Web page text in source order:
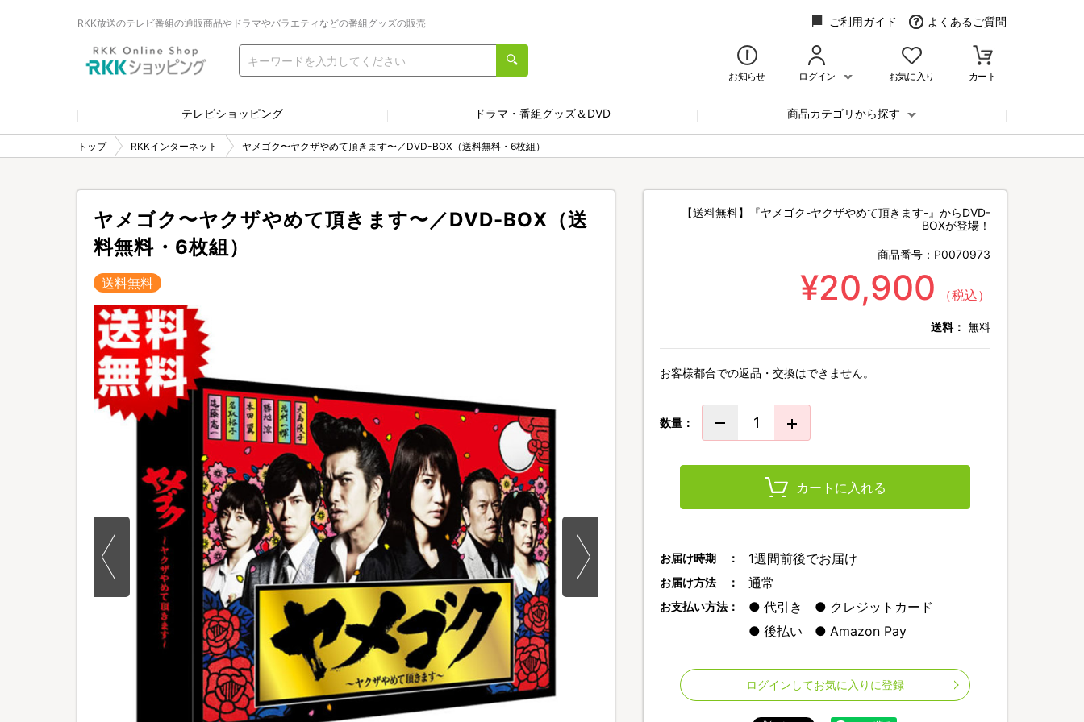
RKK放送のテレビ番組の通販商品やドラマやバラエティなどの番組グッズの販売 ご利用ガイド よくあるご質問
お知らせ ログイン お気に入り カート
テレビショッピング ドラマ・番組グッズ＆DVD 商品カテゴリから探す
トップ RKKインターネット ヤメゴク〜ヤクザやめて頂きます〜／DVD-BOX（送料無料・6枚組）
ヤメゴク〜ヤクザやめて頂きます〜／DVD-BOX（送
料無料・6枚組）
送料無料
【送料無料】『ヤメゴク-ヤクザやめて頂きます-』からDVD-
BOXが登場！
商品番号： P0070973
¥20,900 （税込）
送料： 無料
お客様都合での返品・交換はできません。
数量：
カートに入れる
お届け時期 ： 1週間前後でお届け
お届け方法 ： 通常
お支払い方法： 代引き
クレジットカード
後払い
Amazon Pay
ログインしてお気に入りに登録